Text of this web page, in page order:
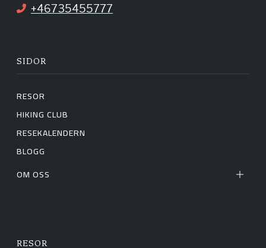
+46735455777
SIDOR
RESOR
HIKING CLUB
RESEKALENDERN
BLOGG
OM OSS
RESOR